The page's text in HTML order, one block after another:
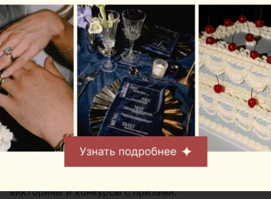
кому интересна тема зоозащиты и активного
отдыха на природе. В этом сезоне организаторы
добавили новые тематические зоны и расширили
список активностей для гостей разных возрастов.
Одна из постоянных фишек фестиваля — квест-
карта. С ее помощью посетители проходят
задания на площадках партнеров, изучают локации
и собирают баллы, которые затем можно обменять
на подарки в специальном пункте выдачи призов.
викторины и конкурсы с призами.